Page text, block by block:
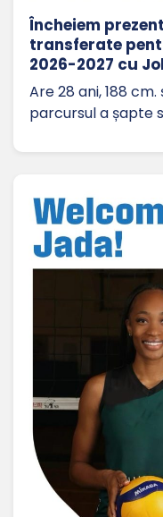
Încheiem
transferate
2026-2027 cu
Are 28 ani, 188
parcursul a șapte